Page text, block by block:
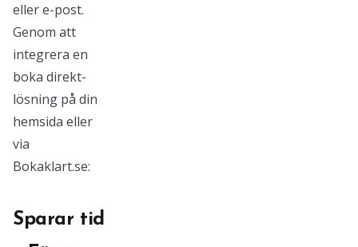
eller e-post.
Genom att
integrera en
boka direkt-
lösning på din
hemsida eller
via
Bokaklart.se:
Sparar tid